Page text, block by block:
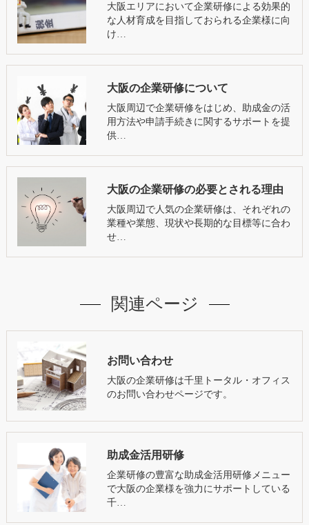
大阪エリアにおいて企業研修による効果的
な人材育成を目指しておられる企業様に向
け…
大阪の企業研修について
大阪周辺で企業研修をはじめ、助成金の活
用方法や申請手続きに関するサポートを提
供…
大阪の企業研修の必要とされる理由
大阪周辺で人気の企業研修は、それぞれの
業種や業態、現状や長期的な目標等に合わ
せ…
関連ページ
お問い合わせ
大阪の企業研修は千里トータル・オフィス
のお問い合わせページです。
助成金活用研修
企業研修の豊富な助成金活用研修メニュー
で大阪の企業様を強力にサポートしている
千…